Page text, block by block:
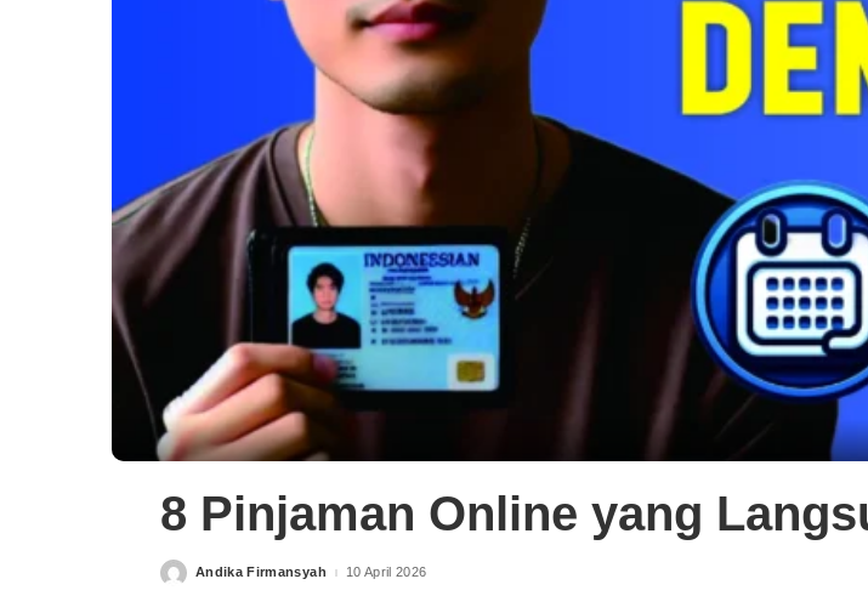
8 Pinjaman Online yang
PostedAndika Firmansyah 10 April 2026